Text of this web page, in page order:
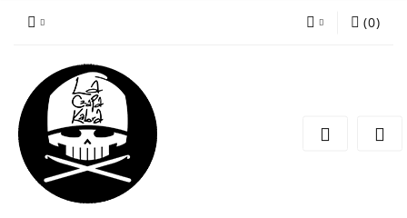
Wyślij wiadomość
(0)